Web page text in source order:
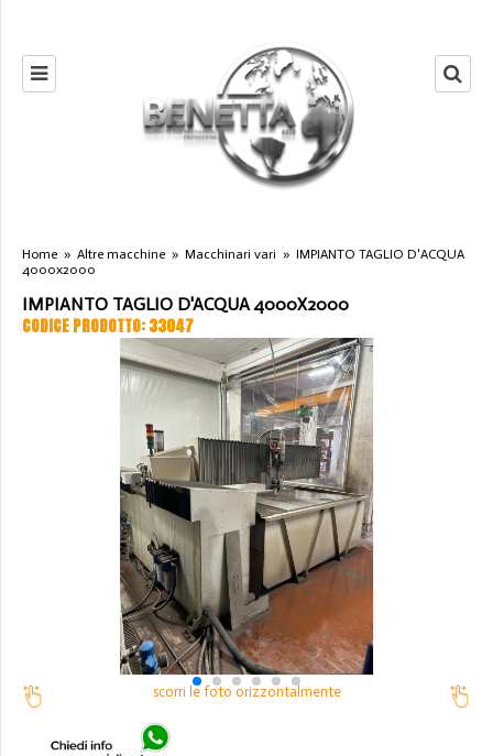
Home » Altre macchine » Macchinari vari » IMPIANTO TAGLIO D'ACQUA
4000x2000
IMPIANTO TAGLIO D'ACQUA 4000X2000
CODICE PRODOTTO: 33047
scorri le foto orizzontalmente